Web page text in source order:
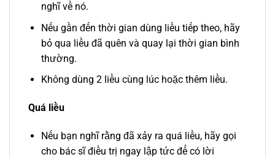
nghĩ về nó.
Nếu gần đến thời gian dùng liều tiếp theo, hãy
bỏ qua liều đã quên và quay lại thời gian bình
thường.
Không dùng 2 liều cùng lúc hoặc thêm liều.
Quá liều
Nếu bạn nghĩ rằng đã xảy ra quá liều, hãy gọi
cho bác sĩ điều trị ngay lập tức để có lời